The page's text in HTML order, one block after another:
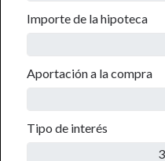
Importe de la hipoteca
Aportación a la compra
Tipo de interés